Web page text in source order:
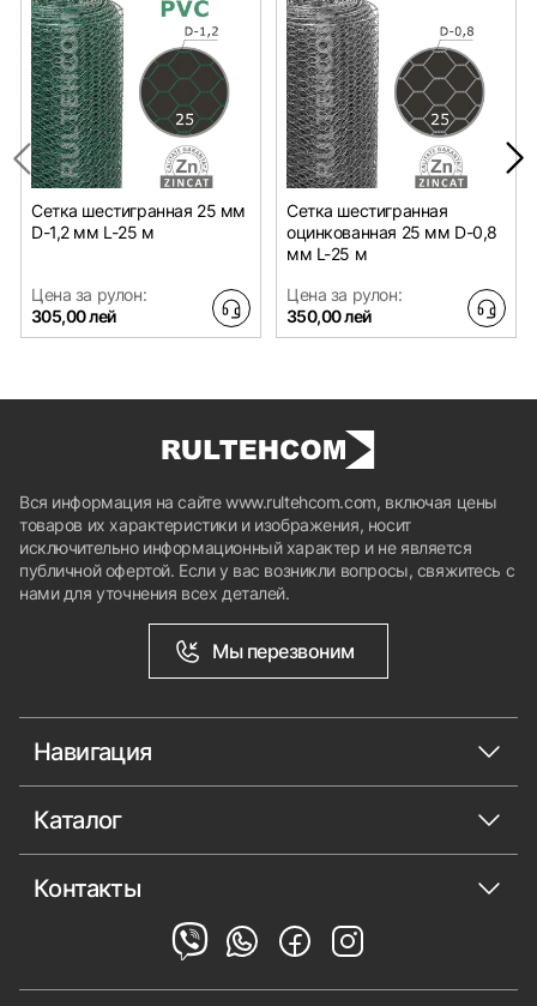
Сетка шестигранная 25 мм
D-1,2 мм L-25 м
Цена за рулон:
305,00 лей
Сетка шестигранная
оцинкованная 25 мм D-0,8
мм L-25 м
Цена за рулон:
350,00 лей
Вся информация на сайте www.rultehcom.com, включая цены
товаров их характеристики и изображения, носит
исключительно информационный характер и не является
публичной офертой. Если у вас возникли вопросы, свяжитесь с
нами для уточнения всех деталей.
Мы перезвоним
Навигация
Каталог
Контакты